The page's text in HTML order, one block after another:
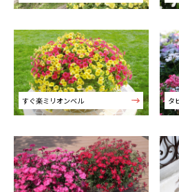
すぐ楽ミリオンベル タ